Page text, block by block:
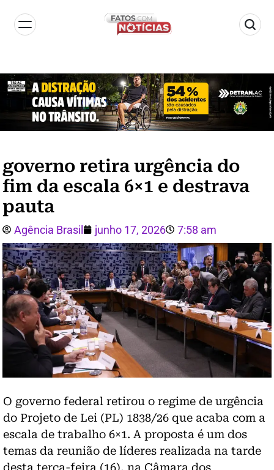
governo retira urgência do
fim da escala 6×1 e destrava
pauta
Agência Brasil junho 17, 2026 7:58 am
O governo federal retirou o regime de urgência
do Projeto de Lei (PL) 1838/26 que acaba com a
escala de trabalho 6×1. A proposta é um dos
temas da reunião de líderes realizada na tarde
desta terça-feira (16), na Câmara dos